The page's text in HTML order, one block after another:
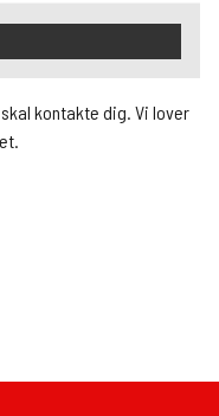
kontakte dig. Vi lover